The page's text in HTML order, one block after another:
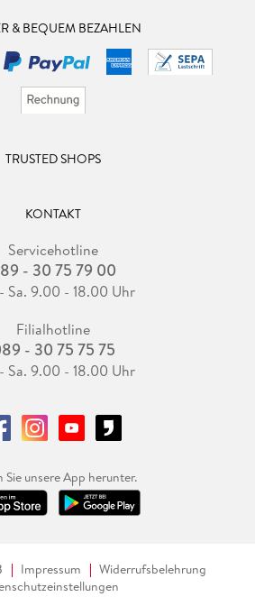
& BEQUEM BEZAHLEN
TRUSTED SHOPS
KONTAKT
Servicehotline
- 30 75 79 00
Sa. 9.00 - 18.00 Uhr
Filialhotline
- 30 75 75 75
Sa. 9.00 - 18.00 Uhr
Sie unsere App herunter.
Impressum
Widerrufsbelehrung